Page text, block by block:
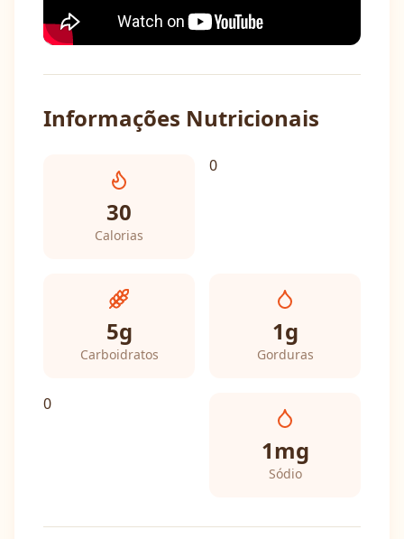
Informações Nutricionais
30
Calorias
0
5g
Carboidratos
1g
Gorduras
0
1mg
Sódio